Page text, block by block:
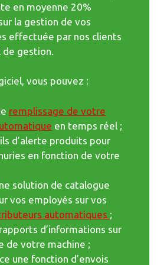
en moyenne 20%
la gestion de vos
effectuée par nos clients
gestion.
vous pouvez :
remplissage de votre
en temps réel ;
d’alerte produits pour
en fonction de votre
solution de catalogue
vos employés sur vos
automatiques ;
d’informations sur
de votre machine ;
une fonction d’envois